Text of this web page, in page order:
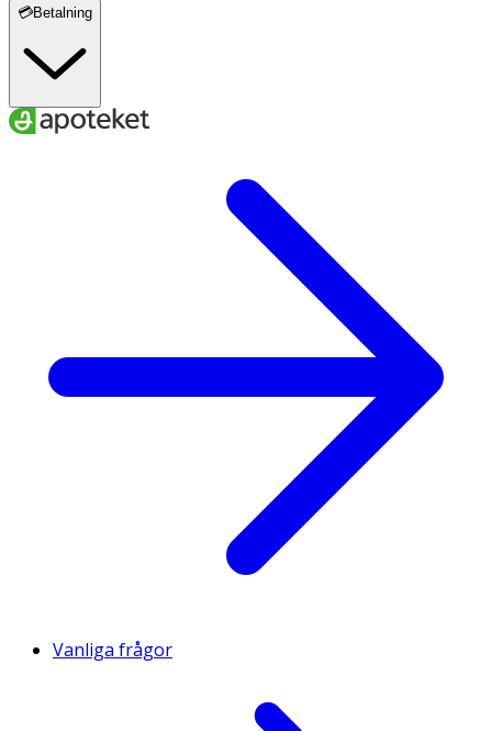
💳Betalning
Vanliga frågor